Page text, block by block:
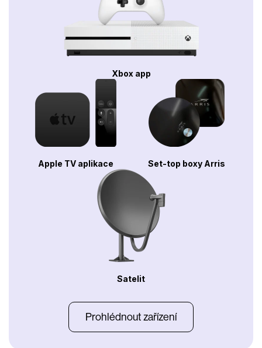
Xbox app
Apple TV aplikace Set-top boxy Arris
Satelit
Prohlédnout zařízení